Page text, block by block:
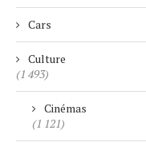
Cars
Culture
(1 493)
Cinémas
(1 121)